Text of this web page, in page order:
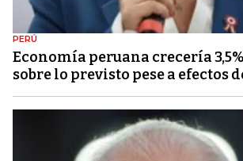
PERÚ
Economía peruana crecería
sobre lo previsto pese a efectos